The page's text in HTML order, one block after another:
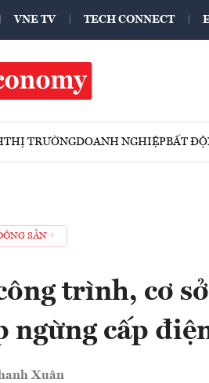
VNE TV TECH CONNECT
THỊ TRƯỜNGDOANH NGHIỆPBẤT
SẢN
trình, cơ
ngừng cấp
Xuân